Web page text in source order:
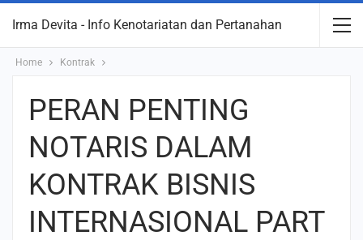
Irma Devita - Info Kenotariatan dan Pertanahan
Home Kontrak
PERAN PENTING
NOTARIS DALAM
KONTRAK BISNIS
INTERNASIONAL PART